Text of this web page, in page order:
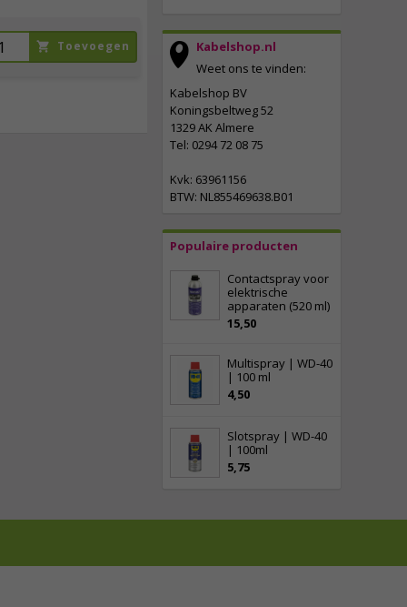
Kabelshop.nl
Weet ons te vinden:
Kabelshop BV
Koningsbeltweg 52
1329 AK Almere
Tel: 0294 72 08 75
Kvk: 63961156
BTW: NL855469638.B01
Populaire producten
Contactspray voor
elektrische
apparaten (520 ml)
15,50
Multispray | WD-40
| 100 ml
4,50
Slotspray | WD-40
| 100ml
5,75
Toevoegen